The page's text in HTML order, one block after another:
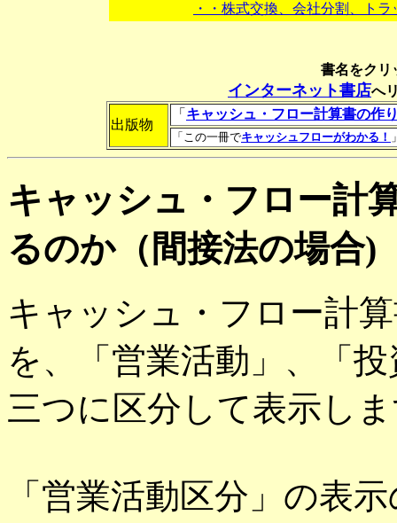
・・株式交換、会社分割、ト
書名をクリ
インターネット書店へ
出版物
「 キャッシュ・フロー計算書の作
「この一冊でキャッシュフローがわかる！
キャッシュ・フロー計
るのか（間接法の場合)
キャッシュ・フロー計
を、「営業活動」、「
三つに区分して表示し
「営業活動区分」の表